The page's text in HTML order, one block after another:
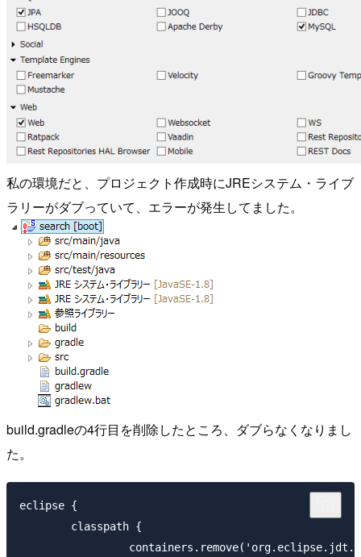
私の環境だと、プロジェクト作成時にJREシステム・ライブ
ラリーがダブっていて、エラーが発生してました。
build.gradleの4行目を削除したところ、ダブらなくなりまし
た。
eclipse {